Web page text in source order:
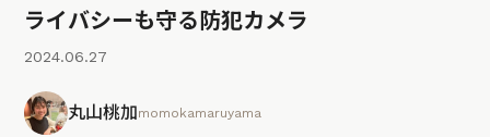
ライバシーも守る防犯カメラ
2024.06.27
丸山桃加momokamaruyama